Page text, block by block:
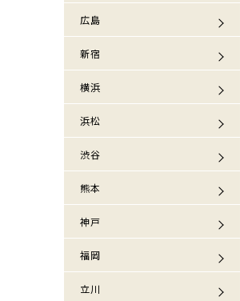
広島
新宿
横浜
浜松
渋谷
熊本
神戸
福岡
立川